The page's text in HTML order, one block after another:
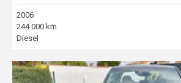
2006
244.000 km
Diesel